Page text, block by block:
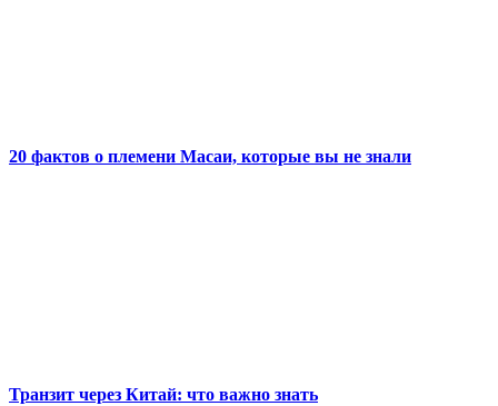
20 фактов о племени Масаи, которые вы не знали
Транзит через Китай: что важно знать